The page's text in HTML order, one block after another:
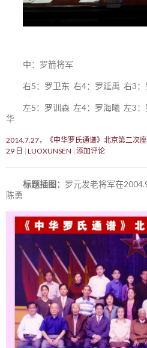
中：罗箭将军
右5：罗卫东 右4：罗延禹 右3
左5：罗训森 左4：罗海曦 左3
华
2014.7.27，《中华罗氏通谱》北京第二次
29 日
LUOXUNSEN 添加评论
标题插图： 罗元发老将军在
陈勇